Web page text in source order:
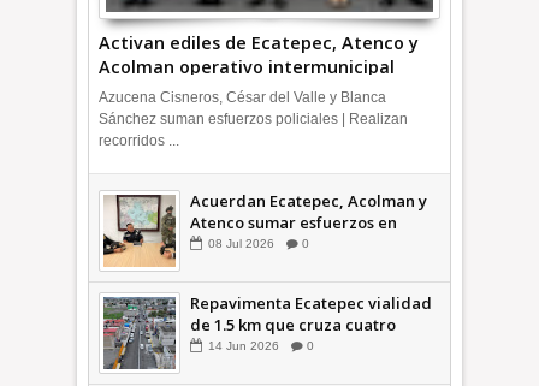
Activan ediles de Ecatepec, Atenco y
Acolman operativo intermunicipal
Azucena Cisneros, César del Valle y Blanca
Sánchez suman esfuerzos policiales | Realizan
recorridos ...
Acuerdan Ecatepec, Acolman y
Atenco sumar esfuerzos en
seguridad
08 Jul 2026 0
Repavimenta Ecatepec vialidad
de 1.5 km que cruza cuatro
comunidades +Video
14 Jun 2026 0